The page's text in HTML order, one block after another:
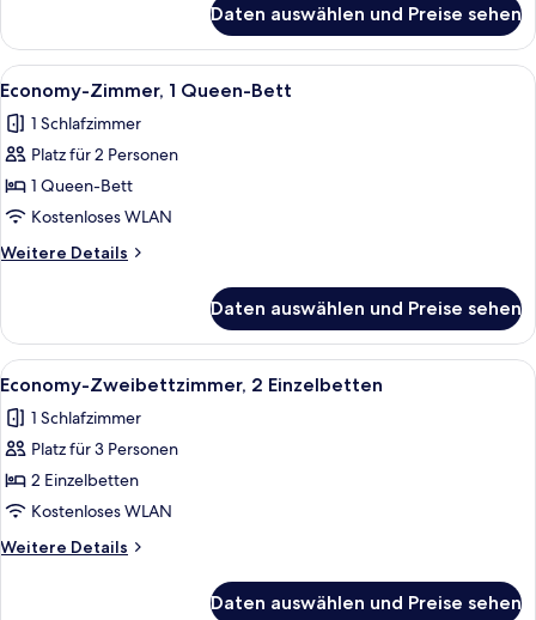
Zimmer,
Queen-
Daten auswählen und Preise sehen
Alle
Fotos
für
Economy-
Zimmer,
1
Queen-
Bett
Ein Schlafzimmer mit einem großen
9
Economy-Zimmer, 1 Queen-Bett
1 Schlafzimmer
Platz für 2 Personen
1 Queen-Bett
Kostenloses WLAN
Weitere Details
Weitere
Zimmer,
Queen-
Daten auswählen und Preise sehen
Alle
Fotos
für
Economy-
Zweibettzimmer,
2 Einzelbetten
anzeigen
Ein Zimmer mit zwei Betten,
11
Economy-Zweibettzimmer, 2 Einzelbetten
1 Schlafzimmer
Platz für 3 Personen
2 Einzelbetten
Kostenloses WLAN
Weitere Details
Weitere
Daten auswählen und Preise sehen